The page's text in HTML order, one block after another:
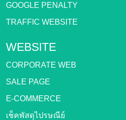
GOOGLE PENALTY
TRAFFIC WEBSITE
WEBSITE
CORPORATE WEB
SALE PAGE
E-COMMERCE
เช็คพัสดุไปรษณีย์